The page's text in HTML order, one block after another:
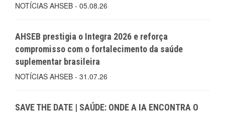
NOTÍCIAS AHSEB - 05.08.26
AHSEB prestigia o Integra 2026 e reforça
compromisso com o fortalecimento da saúde
suplementar brasileira
NOTÍCIAS AHSEB - 31.07.26
SAVE THE DATE | SAÚDE: ONDE A IA ENCONTRA O